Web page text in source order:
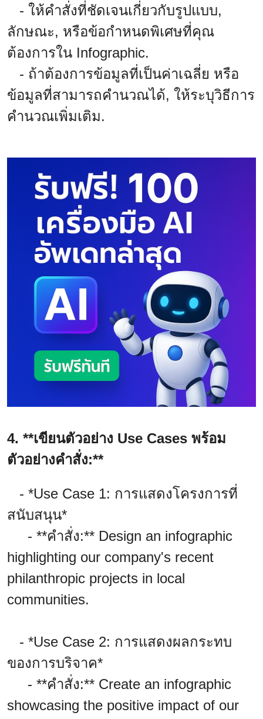
- ให้คำสั่งที่ชัดเจนเกี่ยวกับรูปแบบ,
ลักษณะ, หรือข้อกำหนดพิเศษที่คุณ
ต้องการใน Infographic.
- ถ้าต้องการข้อมูลที่เป็นค่าเฉลี่ย หรือ
ข้อมูลที่สามารถคำนวณได้, ให้ระบุวิธีการ
คำนวณเพิ่มเติม.
4. **เขียนตัวอย่าง Use Cases พร้อม
ตัวอย่างคำสั่ง:**
- *Use Case 1: การแสดงโครงการที่
สนับสนุน*
- **คำสั่ง:** Design an infographic
highlighting our company's recent
philanthropic projects in local
communities.
- *Use Case 2: การแสดงผลกระทบ
ของการบริจาค*
- **คำสั่ง:** Create an infographic
showcasing the positive impact of our